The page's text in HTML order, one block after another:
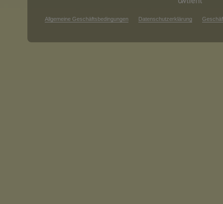
Allgemeine Geschäftsbedingungen Datenschutzerklärung